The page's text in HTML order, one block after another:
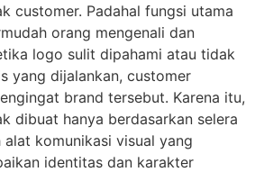
customer. Padahal fungsi utama
orang mengenali dan
logo sulit dipahami atau tidak
yang dijalankan, customer
brand tersebut. Karena itu,
dibuat hanya berdasarkan selera
komunikasi visual yang
identitas dan karakter